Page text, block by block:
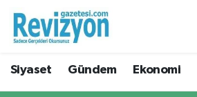
Siyaset Gündem Ekonomi